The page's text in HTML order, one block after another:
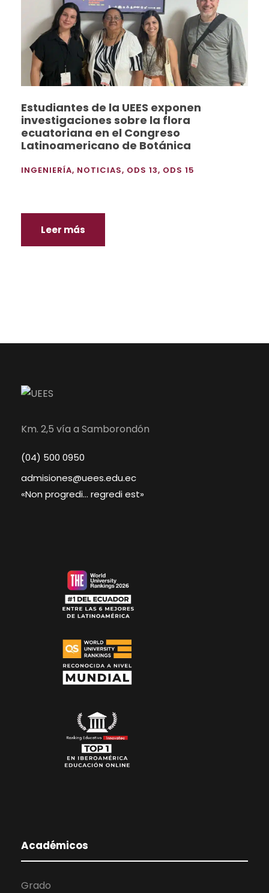
Estudiantes de la UEES exponen
investigaciones sobre la flora
ecuatoriana en el Congreso
Latinoamericano de Botánica
INGENIERÍA, NOTICIAS, ODS 13, ODS 15
Leer más
Km. 2,5 vía a Samborondón
(04) 500 0950
admisiones@uees.edu.ec
«Non progredi… regredi est»
Académicos
Grado